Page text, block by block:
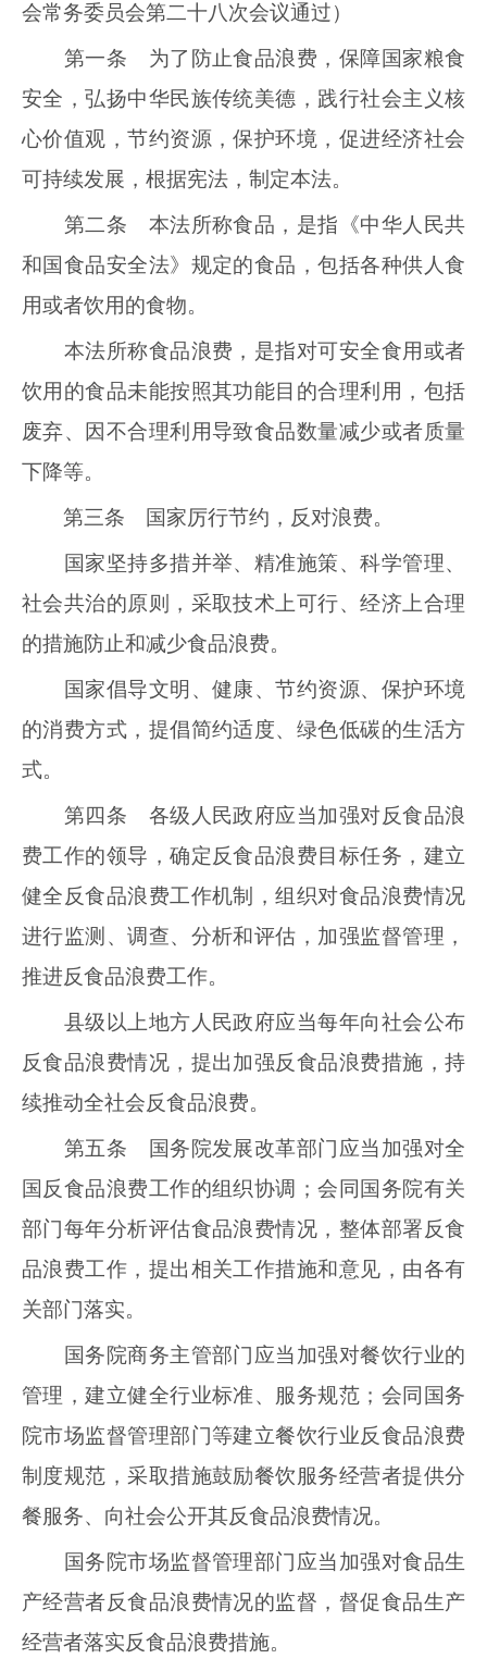
会常务委员会第二十八次会议通过）
第一条 为了防止食品浪费，保障国家粮食
安全，弘扬中华民族传统美德，践行社会主义核
心价值观，节约资源，保护环境，促进经济社会
可持续发展，根据宪法，制定本法。
第二条 本法所称食品，是指《中华人民共
和国食品安全法》规定的食品，包括各种供人食
用或者饮用的食物。
本法所称食品浪费，是指对可安全食用或者
饮用的食品未能按照其功能目的合理利用，包括
废弃、因不合理利用导致食品数量减少或者质量
下降等。
第三条 国家厉行节约，反对浪费。
国家坚持多措并举、精准施策、科学管理、
社会共治的原则，采取技术上可行、经济上合理
的措施防止和减少食品浪费。
国家倡导文明、健康、节约资源、保护环境
的消费方式，提倡简约适度、绿色低碳的生活方
式。
第四条 各级人民政府应当加强对反食品浪
费工作的领导，确定反食品浪费目标任务，建立
健全反食品浪费工作机制，组织对食品浪费情况
进行监测、调查、分析和评估，加强监督管理，
推进反食品浪费工作。
县级以上地方人民政府应当每年向社会公布
反食品浪费情况，提出加强反食品浪费措施，持
续推动全社会反食品浪费。
第五条 国务院发展改革部门应当加强对全
国反食品浪费工作的组织协调；会同国务院有关
部门每年分析评估食品浪费情况，整体部署反食
品浪费工作，提出相关工作措施和意见，由各有
关部门落实。
国务院商务主管部门应当加强对餐饮行业的
管理，建立健全行业标准、服务规范；会同国务
院市场监督管理部门等建立餐饮行业反食品浪费
制度规范，采取措施鼓励餐饮服务经营者提供分
餐服务、向社会公开其反食品浪费情况。
国务院市场监督管理部门应当加强对食品生
产经营者反食品浪费情况的监督，督促食品生产
经营者落实反食品浪费措施。